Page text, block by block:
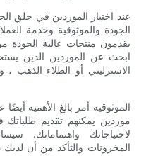
عند اختيار الموردين في حلق
الجودة والموثوقية وخدمة
يقدمون منتجات عالية
ابحث عن الموردين الذين
الاسترليني أو الطلاء الذهب
الموثوقية أمر بالغ الأهمية
موردين يمكنهم تقديم
لاحتياجاتك واهتماماتك.
المخزونات والتأكد من أن لديك